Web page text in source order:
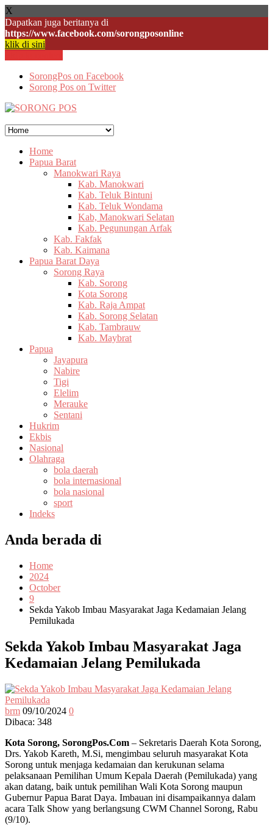
X
Dapatkan juga beritanya di
https://www.facebook.com/sorongposonline
klik di sini
SorongPos on Facebook
Sorong Pos on Twitter
Home
Papua Barat
Manokwari Raya
Kab. Manokwari
Kab. Teluk Bintuni
Kab. Teluk Wondama
Kab, Manokwari Selatan
Kab. Pegunungan Arfak
Kab. Fakfak
Kab. Kaimana
Papua Barat Daya
Sorong Raya
Kab. Sorong
Kota Sorong
Kab. Raja Ampat
Kab. Sorong Selatan
Kab. Tambrauw
Kab. Maybrat
Papua
Jayapura
Nabire
Tigi
Elelim
Merauke
Sentani
Hukrim
Ekbis
Nasional
Olahraga
bola daerah
bola internasional
bola nasional
sport
Indeks
Anda berada di
Home
2024
October
9
Sekda Yakob Imbau Masyarakat Jaga Kedamaian Jelang
Pemilukada
Sekda Yakob Imbau Masyarakat Jaga
Kedamaian Jelang Pemilukada
brm 09/10/2024 0
Dibaca: 348
Kota Sorong, SorongPos.Com – Sekretaris Daerah Kota Sorong,
Drs. Yakob Kareth, M.Si, mengimbau seluruh masyarakat Kota
Sorong untuk menjaga kedamaian dan kerukunan selama
pelaksanaan Pemilihan Umum Kepala Daerah (Pemilukada) yang
akan datang, baik untuk pemilihan Wali Kota Sorong maupun
Gubernur Papua Barat Daya. Imbauan ini disampaikannya dalam
acara Talk Show yang berlangsung CWM Channel Sorong, Rabu
(9/10).